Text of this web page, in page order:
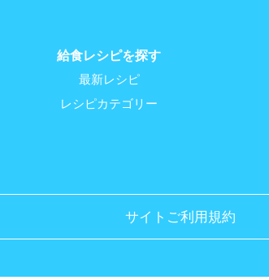
給食レシピを探す
最新レシピ
レシピカテゴリー
サイトご利用規約